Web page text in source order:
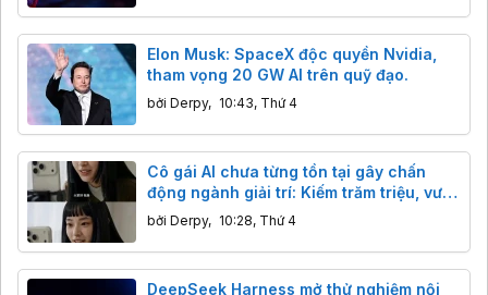
Elon Musk: SpaceX độc quyền Nvidia,
tham vọng 20 GW AI trên quỹ đạo.
bởi Derpy, 10:43, Thứ 4
Cô gái AI chưa từng tồn tại gây chấn
động ngành giải trí: Kiếm trăm triệu, vượt
mặt sao thật
bởi Derpy, 10:28, Thứ 4
DeepSeek Harness mở thử nghiệm nội